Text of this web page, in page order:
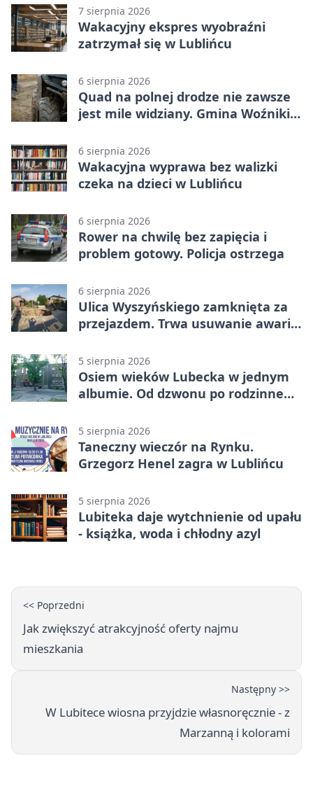
7 sierpnia 2026
Wakacyjny ekspres wyobraźni
zatrzymał się w Lublińcu
6 sierpnia 2026
Quad na polnej drodze nie zawsze
jest mile widziany. Gmina Woźniki
6 sierpnia 2026
Wakacyjna wyprawa bez walizki
czeka na dzieci w Lublińcu
6 sierpnia 2026
Rower na chwilę bez zapięcia i
problem gotowy. Policja ostrzega
6 sierpnia 2026
Ulica Wyszyńskiego zamknięta za
przejazdem. Trwa usuwanie awarii
5 sierpnia 2026
Osiem wieków Lubecka w jednym
albumie. Od dzwonu po rodzinne
5 sierpnia 2026
Taneczny wieczór na Rynku.
Grzegorz Henel zagra w Lublińcu
5 sierpnia 2026
Lubiteka daje wytchnienie od upału
- książka, woda i chłodny azyl
<< Poprzedni
Jak zwiększyć atrakcyjność oferty najmu
mieszkania
Następny >>
W Lubitece wiosna przyjdzie własnoręcznie - z
Marzanną i kolorami